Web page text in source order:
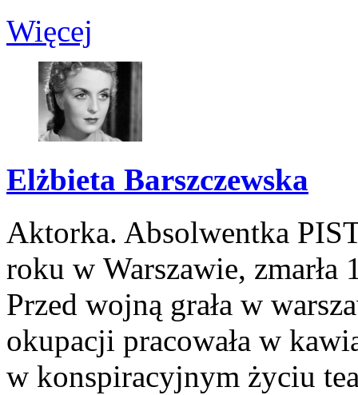
Więcej
Elżbieta Barszczewska
Aktorka. Absolwentka
roku w Warszawie,
Przed wojną grała w
okupacji pracowała w
w konspiracyjnym życiu